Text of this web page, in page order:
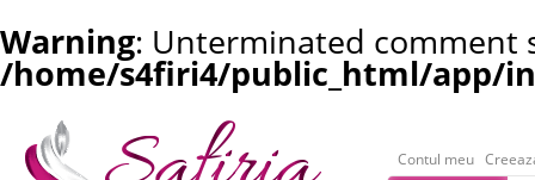
Warning: Unterminated comment
/home/s4firi4/public_html/app/
Contul meu